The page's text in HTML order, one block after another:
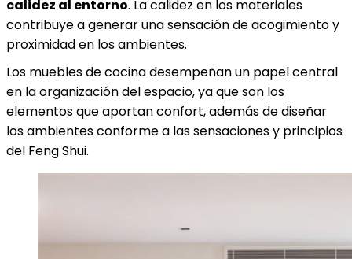
calidez al entorno. La calidez en los materiales
contribuye a generar una sensación de acogimiento y
proximidad en los ambientes.
Los muebles de cocina desempeñan un papel central
en la organización del espacio, ya que son los
elementos que aportan confort, además de diseñar
los ambientes conforme a las sensaciones y principios
del Feng Shui.